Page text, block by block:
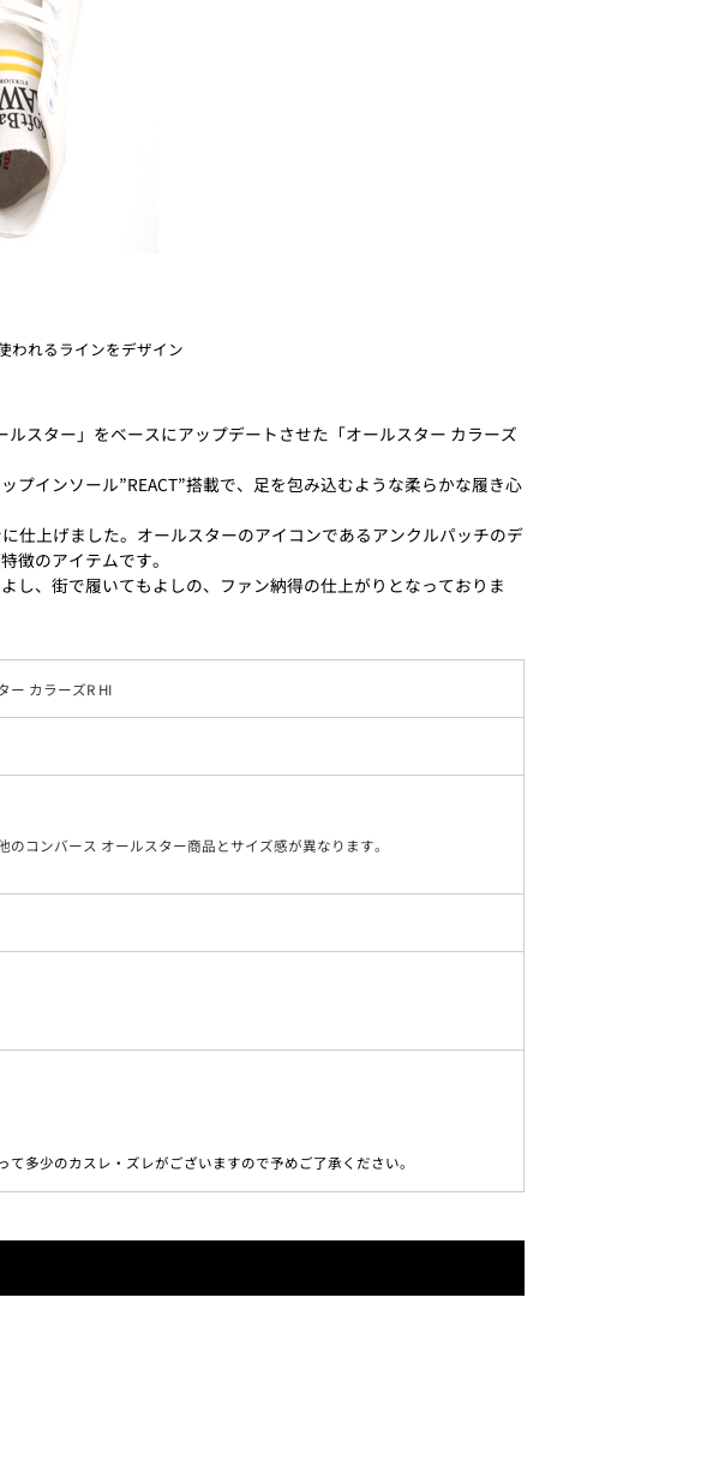
われるラインをデザイン
スター」をベースにアップデートさせた「オールスター カラーズ
インソール”REACT”搭載で、足を包み込むような柔らかな履き心
仕上げました。オールスターのアイコンであるアンクルパッチのデ
徴のアイテムです。
し、街で履いてもよしの、ファン納得の仕上がりとなっておりま
カラーズR HI
コンバース オールスター商品とサイズ感が異なります。
多少のカスレ・ズレがございますので予めご了承ください。